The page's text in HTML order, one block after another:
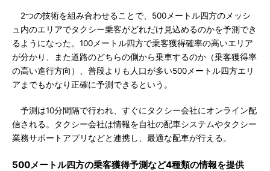
2つの技術を組み合わせることで、500メートル四方のメッシ
ュ内のエリアでタクシー乗客がどれだけ見込めるのかを予測でき
るようになった。100メートル四方で乗客獲得確率の高いエリア
が分かり、また道路のどちらの側から乗車するのか（乗客獲得率
の高い進行方向）、普段よりも人口が多い500メートル四方エリ
アまでもかなり正確に予測できるという。
予測は10分間隔で行われ、すぐにタクシー会社にオンライン配
信される。タクシー会社は情報を自社の配車システムやタクシー
業務サポートアプリなどと連携し、最適な配車が行える。
500メートル四方の乗客獲得予測など4種類の情報を提供